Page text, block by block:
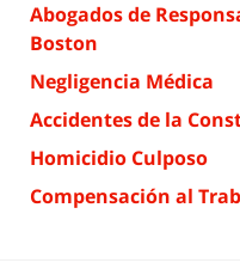
Abogados de
Boston
Negligencia Médica
Accidentes de la
Homicidio Culposo
Compensación al